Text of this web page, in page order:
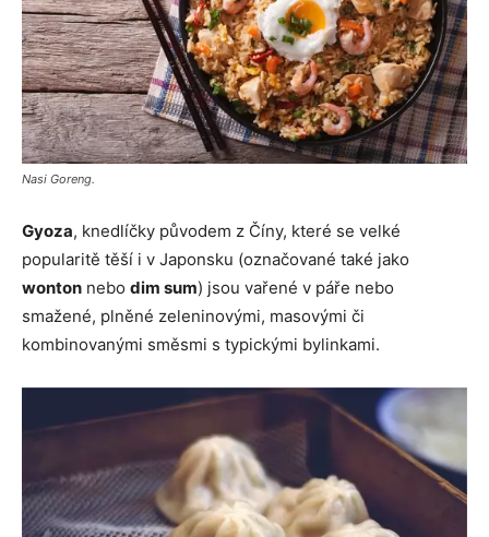
Nasi Goreng.
Gyoza, knedlíčky původem z Číny, které se velké
popularitě těší i v Japonsku (označované také jako
wonton nebo dim sum) jsou vařené v páře nebo
smažené, plněné zeleninovými, masovými či
kombinovanými směsmi s typickými bylinkami.